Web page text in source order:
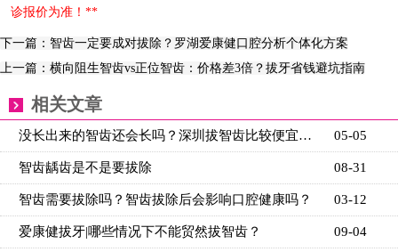
诊报价为准！**
下一篇：智齿一定要成对拔除？罗湖爱康健口腔分析个体化方案
上一篇：横向阻生智齿vs正位智齿：价格差3倍？拔牙省钱避坑指南
相关文章
05-05
没长出来的智齿还会长吗？深圳拔智齿比较便宜的医院
08-31
智齿龋齿是不是要拔除
03-12
智齿需要拔除吗？智齿拔除后会影响口腔健康吗？
09-04
爱康健拔牙|哪些情况下不能贸然拔智齿？